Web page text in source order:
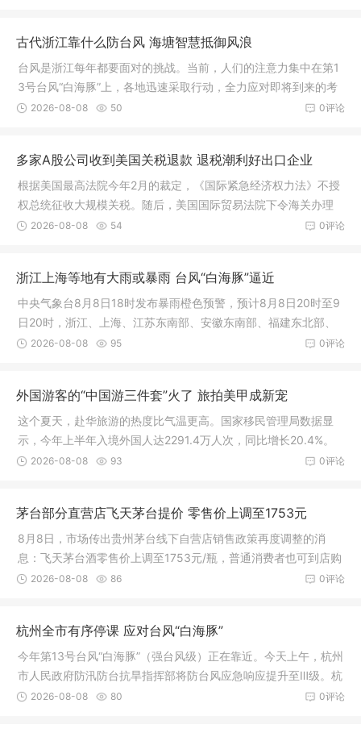
古代浙江靠什么防台风 海塘智慧抵御风浪
台风是浙江每年都要面对的挑战。当前，人们的注意力集中在第1
3号台风“白海豚”上，各地迅速采取行动，全力应对即将到来的考
验。古代典籍中，台风常被称为“飓风”，沿海地区还有多种方言表
0评论
2026-08-08 50
多家A股公司收到美国关税退款 退税潮利好出口企业
根据美国最高法院今年2月的裁定，《国际紧急经济权力法》不授
权总统征收大规模关税。随后，美国国际贸易法院下令海关办理
相关退款。美国海关与边境保护局于4月20日启动第一阶段退款工
0评论
2026-08-08 54
浙江上海等地有大雨或暴雨 台风“白海豚”逼近
中央气象台8月8日18时发布暴雨橙色预警，预计8月8日20时至9
日20时，浙江、上海、江苏东南部、安徽东南部、福建东北部、
台湾岛北部以及海南西北部、云南中南部和东北部、重庆南部、
0评论
2026-08-08 95
外国游客的“中国游三件套”火了 旅拍美甲成新宠
这个夏天，赴华旅游的热度比气温更高。国家移民管理局数据显
示，今年上半年入境外国人达2291.4万人次，同比增长20.4%。
其中免签入境外国人1781.5万人次，占入境外国人的77.7%，同比
0评论
2026-08-08 93
茅台部分直营店飞天茅台提价 零售价上调至1753元
8月8日，市场传出贵州茅台线下自营店销售政策再度调整的消
息：飞天茅台酒零售价上调至1753元/瓶，普通消费者也可到店购
买
0评论
2026-08-08 86
杭州全市有序停课 应对台风“白海豚”
今年第13号台风“白海豚”（强台风级）正在靠近。今天上午，杭州
市人民政府防汛防台抗旱指挥部将防台风应急响应提升至Ⅲ级。杭
州市气象台也已先后发布主城区台风蓝色预警信号和雷电黄色预
0评论
2026-08-08 80